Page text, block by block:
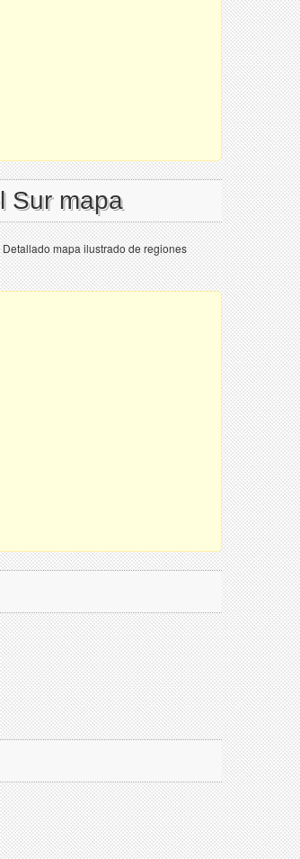
Sur mapa
mapa ilustrado de regiones